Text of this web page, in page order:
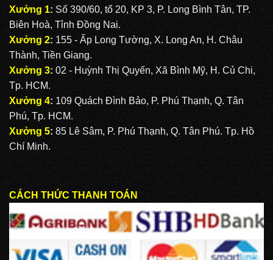
Xưởng 1: Số 390/60, tổ 20, KP 3, P. Long Bình Tân, TP.
Biên Hoà, Tỉnh Đồng Nai.
Xưởng 2: 155 - Ấp Long Tường, X. Long An, H. Châu
Thành, Tiền Giang.
Xưởng 3: 02 - Huỳnh Thị Quyến, Xã Bình Mỹ, H. Củ Chi,
Tp. HCM.
Xưởng 4: 109 Quách Đình Bảo, P. Phú Thạnh, Q. Tân
Phú, Tp. HCM.
Xưởng 5: 85 Lê Sâm, P. Phú Thạnh, Q. Tân Phú. Tp. Hồ
Chí Minh.
CÁCH THỨC THANH TOÁN